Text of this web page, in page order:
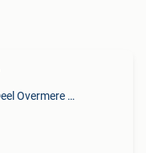
Lokeren+Deel Overmere En Zele